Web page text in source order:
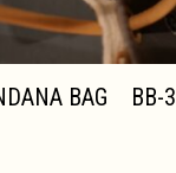
BAG BB-3